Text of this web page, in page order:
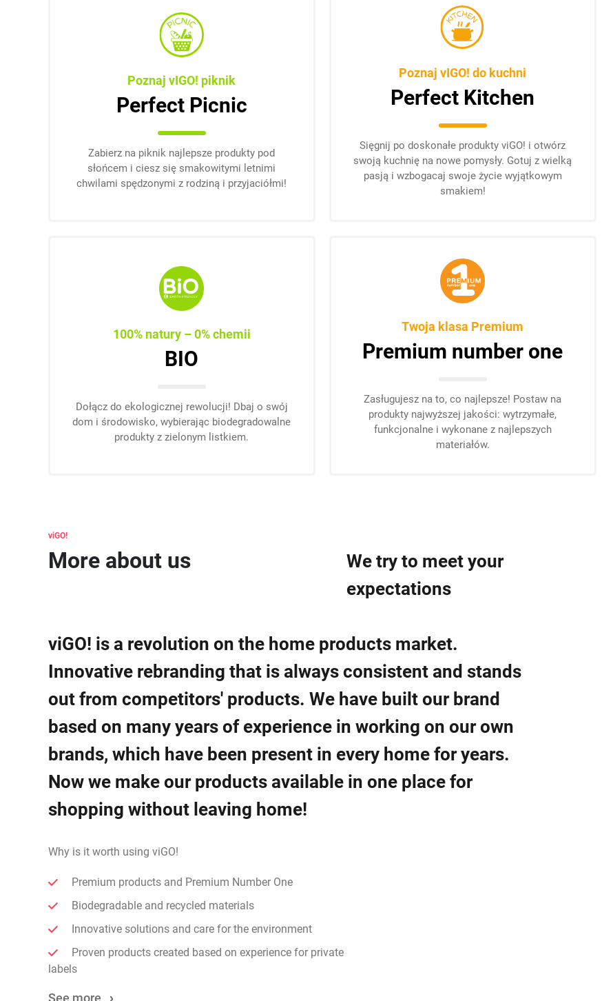
Poznaj vIGO! piknik
Perfect Picnic
Zabierz na piknik najlepsze produkty pod
słońcem i ciesz się smakowitymi letnimi
chwilami spędzonymi z rodziną i przyjaciółmi!
Poznaj vIGO! do kuchni
Perfect Kitchen
Sięgnij po doskonałe produkty viGO! i otwórz
swoją kuchnię na nowe pomysły. Gotuj z wielką
pasją i wzbogacaj swoje życie wyjątkowym
smakiem!
100% natury – 0% chemii
BIO
Dołącz do ekologicznej rewolucji! Dbaj o swój
dom i środowisko, wybierając biodegradowalne
produkty z zielonym listkiem.
Twoja klasa Premium
Premium number one
Zasługujesz na to, co najlepsze! Postaw na
produkty najwyższej jakości: wytrzymałe,
funkcjonalne i wykonane z najlepszych
materiałów.
viGO
More about us
We try to meet your
expectations
viGO! is a revolution on the home products market.
Innovative rebranding that is always consistent and stands
out from competitors' products. We have built our brand
based on many years of experience in working on our own
brands, which have been present in every home for years.
Now we make our products available in one place for
shopping without leaving home!
Why is it worth using viGO!
Premium products and Premium Number One
Biodegradable and recycled materials
Innovative solutions and care for the environment
Proven products created based on experience for private
labels
See more